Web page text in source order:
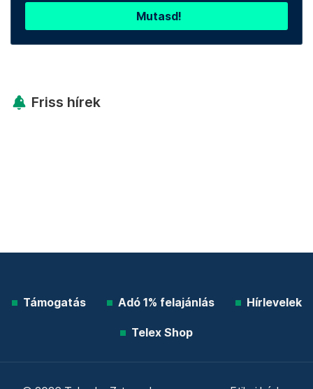
Mutasd!
Friss hírek
Támogatás Adó 1% felajánlás Hírlevelek
Telex Shop